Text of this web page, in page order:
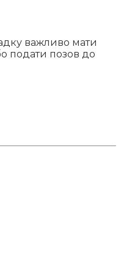
важливо мати
подати позов до